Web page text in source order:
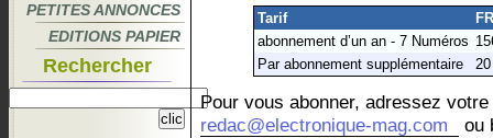
PETITES ANNONCES
EDITIONS PAPIER
Rechercher
Tarif
abonnement d’un an - 7 Numéros
Par abonnement supplémentaire
Pour vous abonner, adressez
redac@electronique-mag.com
ou